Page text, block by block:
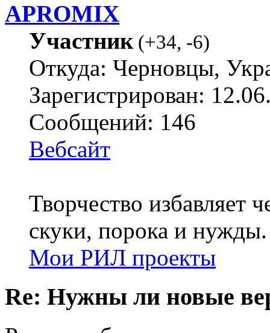
APROMIX
Участник(+34, -6)
Откуда: Черновцы,
Зарегистрирован:
Сообщений: 146
Вебсайт
Творчество избавляет
скуки, порока и нужды.
Мои РИЛ проекты
Re: Нужны ли новые